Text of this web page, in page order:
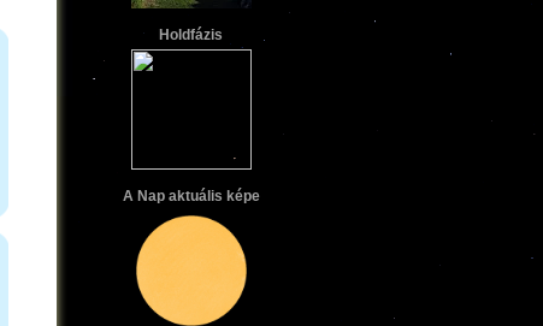
Holdfázis
A Nap aktuális képe